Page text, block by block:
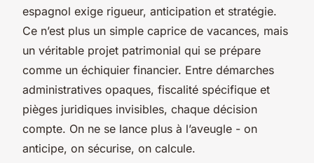
espagnol exige rigueur, anticipation et stratégie.
Ce n’est plus un simple caprice de vacances, mais
un véritable projet patrimonial qui se prépare
comme un échiquier financier. Entre démarches
administratives opaques, fiscalité spécifique et
pièges juridiques invisibles, chaque décision
compte. On ne se lance plus à l’aveugle - on
anticipe, on sécurise, on calcule.